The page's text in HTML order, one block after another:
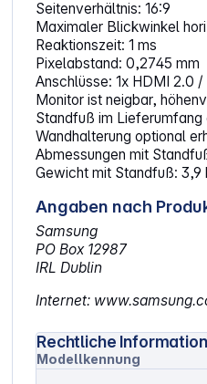
Seitenverhältnis: 16:9
Maximaler Blickwinkel
Reaktionszeit: 1 ms
Pixelabstand: 0,2745 mm
Anschlüsse: 1x HDMI 2.0
Monitor ist neigbar,
Standfuß im Lieferumfang
Wandhalterung optional
Abmessungen mit
Gewicht mit Standfuß: 3,9
Angaben nach
Samsung
PO Box 12987
IRL Dublin
Internet:
Rechtliche
Modellkennung